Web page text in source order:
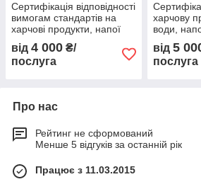
Сертифікація відповідності
вимогам стандартів на
харчові продукти, напої
(ТУ, ДСТУ, ГСТУ)
від 4 000 ₴/
послуга
харчову
води,
від 5
послуга
Про нас
Рейтинг не сформований
Менше 5 відгуків за останній рік
Працює з 11.03.2015